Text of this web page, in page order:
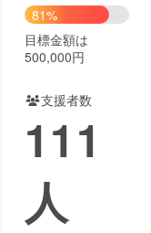
Creation
コミュニティ
81%
目標金額は
500,000円
支援者数
111
人